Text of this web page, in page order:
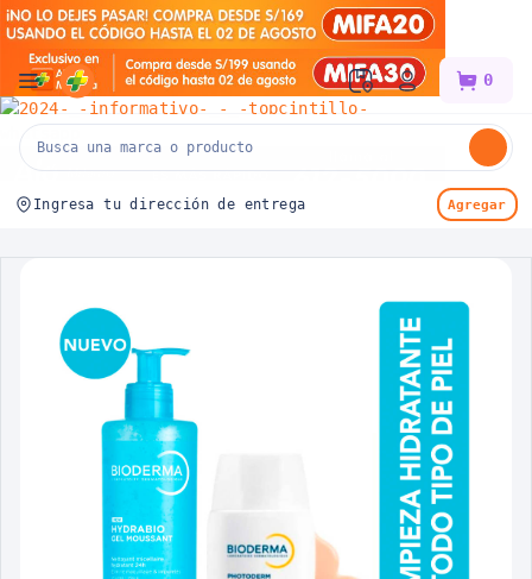
Mifarma 0
Ingresa tu dirección de entrega Agregar